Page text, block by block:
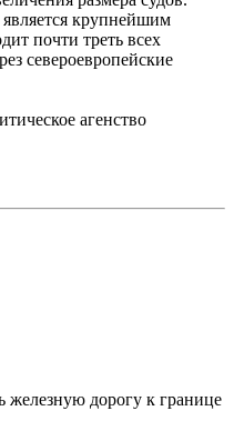
является крупнейшим
почти треть всех
североевропейские
агенство